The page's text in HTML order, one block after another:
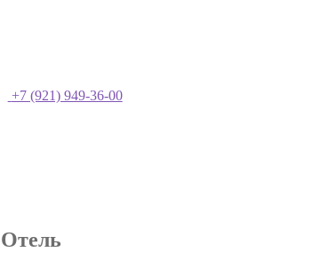
+7 (921) 949-36-00
Отель